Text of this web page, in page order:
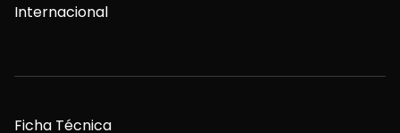
Internacional
Ficha Técnica